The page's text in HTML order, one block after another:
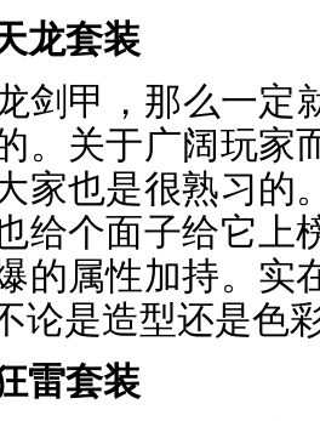
龙套装
剑甲，那么一定
。关于广阔玩家
家也是很熟习的
给个面子给它上
的属性加持。实
论是造型还是色
雷套装